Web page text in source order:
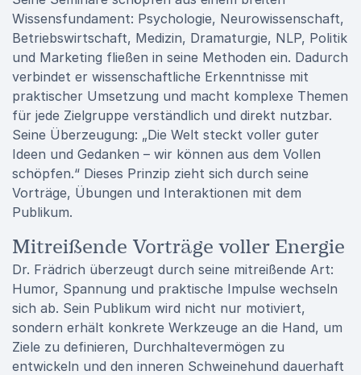
Wissensfundament: Psychologie, Neurowissenschaft,
Betriebswirtschaft, Medizin, Dramaturgie, NLP, Politik
und Marketing fließen in seine Methoden ein. Dadurch
verbindet er wissenschaftliche Erkenntnisse mit
praktischer Umsetzung und macht komplexe Themen
für jede Zielgruppe verständlich und direkt nutzbar.
Seine Überzeugung: „Die Welt steckt voller guter
Ideen und Gedanken – wir können aus dem Vollen
schöpfen.“ Dieses Prinzip zieht sich durch seine
Vorträge, Übungen und Interaktionen mit dem
Publikum.
Mitreißende Vorträge voller Energie
Dr. Frädrich überzeugt durch seine mitreißende Art:
Humor, Spannung und praktische Impulse wechseln
sich ab. Sein Publikum wird nicht nur motiviert,
sondern erhält konkrete Werkzeuge an die Hand, um
Ziele zu definieren, Durchhaltevermögen zu
entwickeln und den inneren Schweinehund dauerhaft